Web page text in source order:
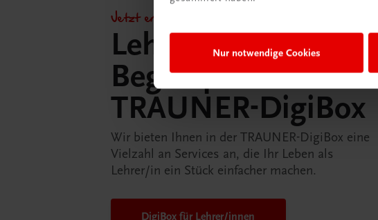
Nur notwendige Cookies
Jetzt entdecken!
Lehrer/innen-
Begleitpakete in der
TRAUNER-DigiBox
Wir bieten Ihnen in der TRAUNER-DigiBox eine
Vielzahl an Services an, die Ihr Leben als
Lehrer/in ein Stück einfacher machen.
DigiBox für Lehrer/innen